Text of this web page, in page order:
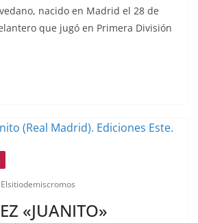
nacido en Madrid el 28 de
que jugó en Primera División
Elsitiodemiscromos
«JUANITO»